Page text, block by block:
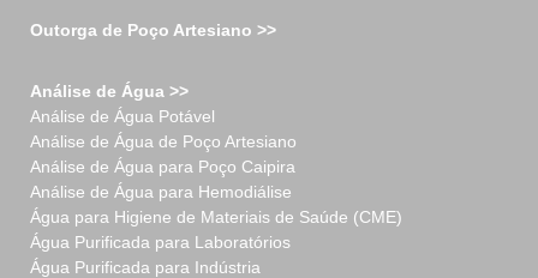
Outorga de Poço Artesiano >>
Análise de Água >>
Análise de Água Potável
Análise de Água de Poço Artesiano
Análise de Água para Poço Caipira
Análise de Água para Hemodiálise
Água para Higiene de Materiais de Saúde (CME)
Água Purificada para Laboratórios
Água Purificada para Indústria